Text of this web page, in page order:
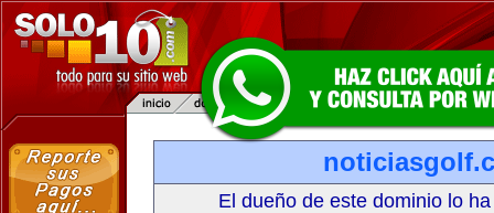
El dueño de este dominio lo